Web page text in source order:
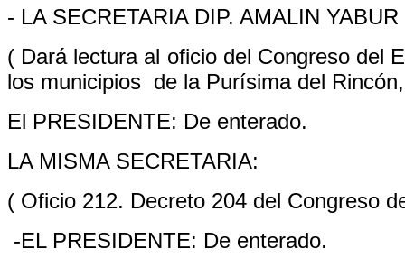
- LA SECRETARIA DIP. AMALIN
( Dará lectura al oficio del Congreso del
los municipios de la Purísima del
El PRESIDENTE: De enterado.
LA MISMA SECRETARIA:
( Oficio 212. Decreto 204 del Congreso
-EL PRESIDENTE: De enterado.